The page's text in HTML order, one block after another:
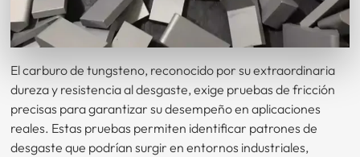
El carburo de tungsteno, reconocido por su extraordinaria
dureza y resistencia al desgaste, exige pruebas de fricción
precisas para garantizar su desempeño en aplicaciones
reales. Estas pruebas permiten identificar patrones de
desgaste que podrían surgir en entornos industriales,